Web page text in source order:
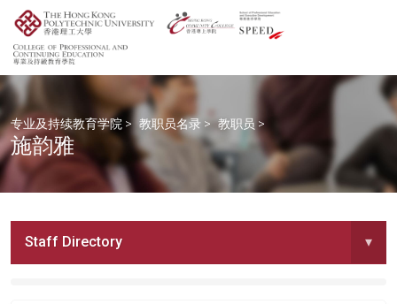
专业及持续教育学院 > 教职员名录 > 教职员 >
施韵雅
Staff Directory ▾